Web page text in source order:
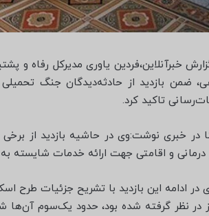
خبرآنلاین،فردین یاوری مدیرکل رفاه و
ضمن بازدید از حادثه‌دیدگان جنگ
تاکید کرد.
درمانی و اقامتی جهت ارائه خدمات شایسته